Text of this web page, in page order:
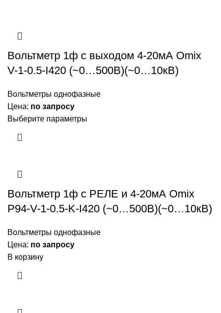
Вольтметр 1ф с выходом 4-20мА Omix
V-1-0.5-I420 (~0…500В)(~0…10кВ)
Вольтметры однофазные
Цена: по запросу
Выберите параметры
Вольтметр 1ф с РЕЛЕ и 4-20мА Omix
P94-V-1-0.5-K-I420 (~0…500В)(~0…10кВ)
Вольтметры однофазные
Цена: по запросу
В корзину